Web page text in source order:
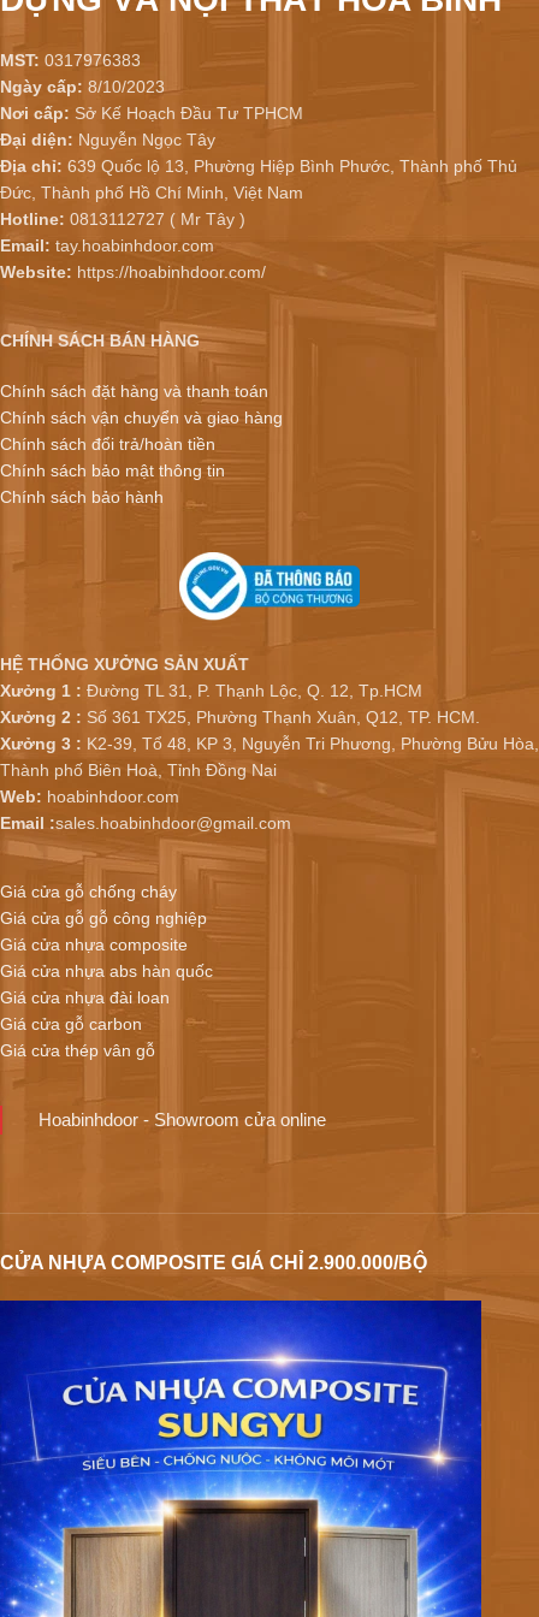
MST: 0317976383
Ngày cấp: 8/10/2023
Nơi cấp: Sở Kế Hoạch Đầu Tư TPHCM
Đại diện: Nguyễn Ngọc Tây
Địa chỉ: 639 Quốc lộ 13, Phường Hiệp Bình Phước, Thành phố Thủ
Đức, Thành phố Hồ Chí Minh, Việt Nam
Hotline: 0813112727 ( Mr Tây )
Email: tay.hoabinhdoor.com
Website: https://hoabinhdoor.com/
CHÍNH SÁCH BÁN HÀNG
Chính sách đặt hàng và thanh toán
Chính sách vận chuyển và giao hàng
Chính sách đổi trả/hoàn tiền
Chính sách bảo mật thông tin
Chính sách bảo hành
HỆ THỐNG XƯỞNG SẢN XUẤT
Xưởng 1 : Đường TL 31, P. Thạnh Lộc, Q. 12, Tp.HCM
Xưởng 2 : Số 361 TX25, Phường Thạnh Xuân, Q12, TP. HCM.
Xưởng 3 : K2-39, Tổ 48, KP 3, Nguyễn Tri Phương, Phường Bửu Hòa,
Thành phố Biên Hoà, Tỉnh Đồng Nai
Web: hoabinhdoor.com
Email :sales.hoabinhdoor@gmail.com
Giá cửa gỗ chống cháy
Giá cửa gỗ gỗ công nghiệp
Giá cửa nhựa composite
Giá cửa nhựa abs hàn quốc
Giá cửa nhựa đài loan
Giá cửa gỗ carbon
Giá cửa thép vân gỗ
Hoabinhdoor - Showroom cửa online
CỬA NHỰA COMPOSITE GIÁ CHỈ 2.900.000/BỘ